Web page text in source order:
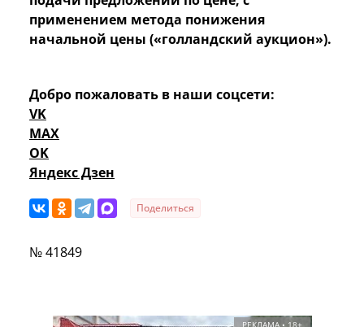
применением метода понижения
начальной цены («голландский аукцион»).
Добро пожаловать в наши соцсети:
VK
MAX
OK
Яндекс Дзен
Поделиться
№ 41849
РЕКЛАМА • 18+